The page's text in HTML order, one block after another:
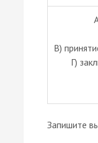
В)
Г)
Запишите